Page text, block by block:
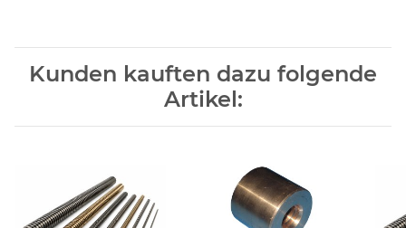
Kunden kauften dazu folgende
Artikel: